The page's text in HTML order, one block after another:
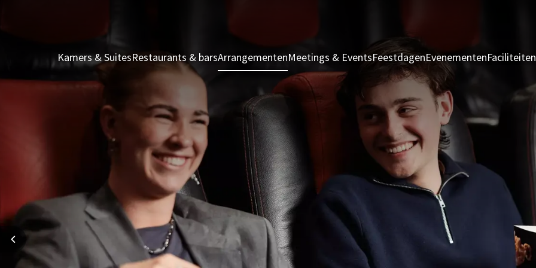
Kamers & SuitesRestaurants & barsArrangementenMeetings & EventsFeestdagenEvenementenFaciliteiten